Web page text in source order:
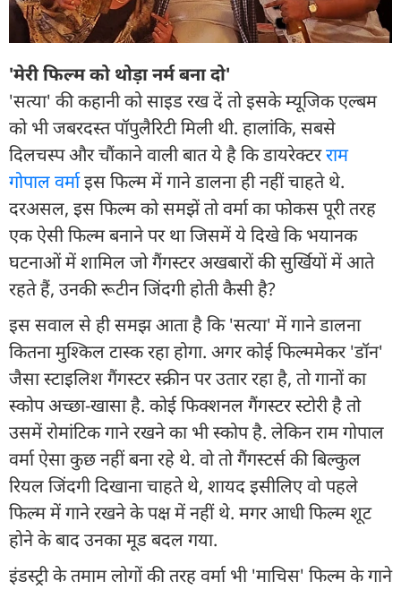
'मेरी फिल्म को थोड़ा नर्म बना दो'
'सत्या' की कहानी को साइड रख दें तो इसके म्यूजिक एल्बम
को भी जबरदस्त पॉपुलैरिटी मिली थी. हालांकि, सबसे
दिलचस्प और चौंकाने वाली बात ये है कि डायरेक्टरराम
गोपाल वर्माइस फिल्म में गाने डालना ही नहीं चाहते थे.
दरअसल, इस फिल्म को समझें तो वर्मा का फोकस पूरी तरह
एक ऐसी फिल्म बनाने पर था जिसमें ये दिखे कि भयानक
घटनाओं में शामिल जो गैंगस्टर अखबारों की सुर्खियों में आते
रहते हैं, उनकी रूटीन जिंदगी होती कैसी है?
इस सवाल से ही समझ आता है कि 'सत्या' में गाने डालना
कितना मुश्किल टास्क रहा होगा. अगर कोई फिल्ममेकर 'डॉन'
जैसा स्टाइलिश गैंगस्टर स्क्रीन पर उतार रहा है, तो गानों का
स्कोप अच्छा-खासा है. कोई फिक्शनल गैंगस्टर स्टोरी है तो
उसमें रोमांटिक गाने रखने का भी स्कोप है. लेकिन राम गोपाल
वर्मा ऐसा कुछ नहीं बना रहे थे. वो तो गैंगस्टर्स की बिल्कुल
रियल जिंदगी दिखाना चाहते थे, शायद इसीलिए वो पहले
फिल्म में गाने रखने के पक्ष में नहीं थे. मगर आधी फिल्म शूट
होने के बाद उनका मूड बदल गया.
इंडस्ट्री के तमाम लोगों की तरह वर्मा भी 'माचिस' फिल्म के गाने